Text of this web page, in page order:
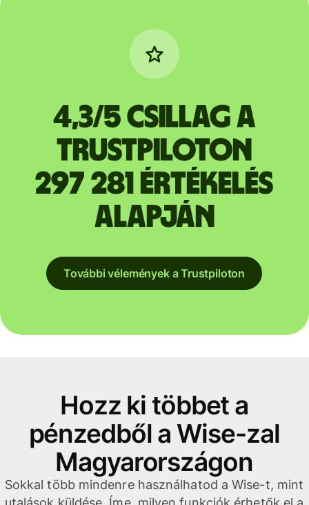
4,3/5 csillag a
Trustpiloton
297 281 értékelés
alapján
További vélemények a Trustpiloton
Hozz ki többet a
pénzedből a Wise-zal
Magyarországon
Sokkal több mindenre használhatod a Wise-t, mint